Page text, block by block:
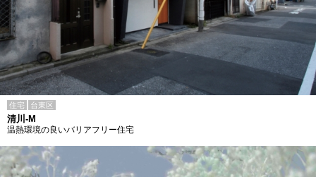
住宅 台東区
清川-M
温熱環境の良いバリアフリー住宅